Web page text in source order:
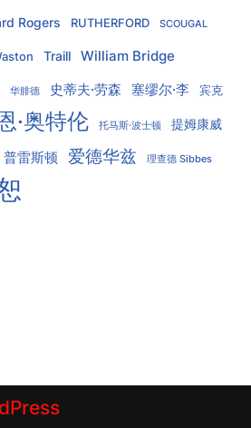
Rogers RUTHERFORD SCOUGAL
Traill William Bridge
华腓德 史蒂夫·劳森 塞缪尔·李 宾克
·奥特伦 托马斯·波士顿 提姆康威
普雷斯顿 爱德华兹 理查德 Sibbes